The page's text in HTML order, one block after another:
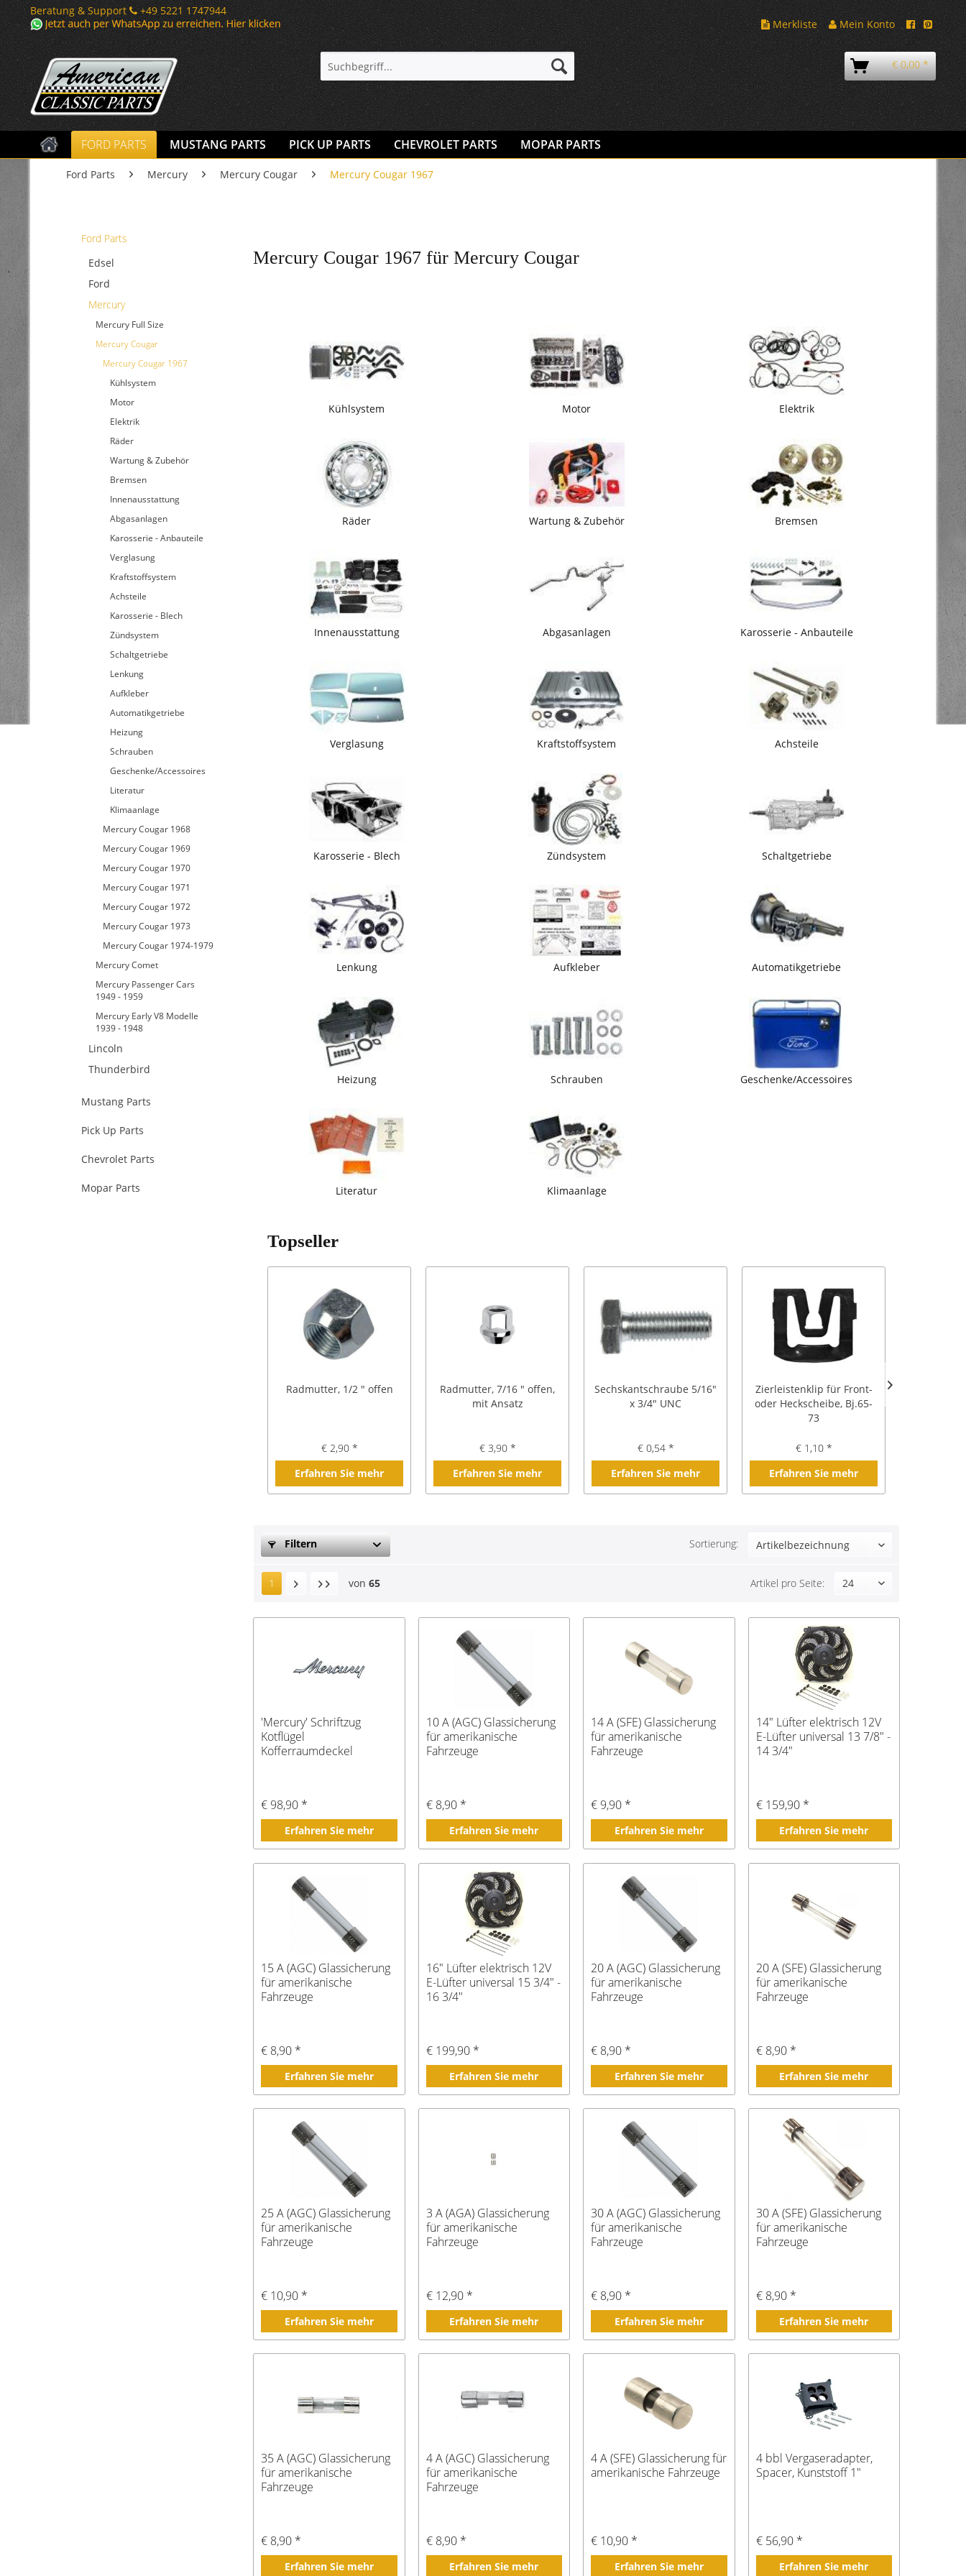
Beratung & Support
+49 5221 1747944
Merkliste
Mein Konto
€ 0,00 *
FORD PARTS MUSTANG PARTS PICK UP PARTS CHEVROLET PARTS MOPAR PARTS
Ford Parts Mercury Mercury Cougar Mercury Cougar 1967
Ford Parts
Edsel
Ford
Mercury
Mercury Full Size
Mercury Cougar
Mercury Cougar 1967
Kühlsystem
Motor
Elektrik
Räder
Wartung & Zubehör
Bremsen
Innenausstattung
Abgasanlagen
Karosserie - Anbauteile
Verglasung
Kraftstoffsystem
Achsteile
Karosserie - Blech
Zündsystem
Schaltgetriebe
Lenkung
Aufkleber
Automatikgetriebe
Heizung
Schrauben
Geschenke/Accessoires
Literatur
Klimaanlage
Mercury Cougar 1968
Mercury Cougar 1969
Mercury Cougar 1970
Mercury Cougar 1971
Mercury Cougar 1972
Mercury Cougar 1973
Mercury Cougar 1974-1979
Mercury Comet
Mercury Passenger Cars
1949 - 1959
Mercury Early V8 Modelle
1939 - 1948
Lincoln
Thunderbird
Mustang Parts
Pick Up Parts
Chevrolet Parts
Mopar Parts
Mercury Cougar 1967 für Mercury Cougar
Kühlsystem Motor Elektrik
Räder Wartung & Zubehör Bremsen
Innenausstattung Abgasanlagen Karosserie - Anbauteile
Verglasung Kraftstoffsystem Achsteile
Karosserie - Blech Zündsystem Schaltgetriebe
Lenkung Aufkleber Automatikgetriebe
Heizung Schrauben Geschenke/Accessoires
Literatur Klimaanlage
Topseller
Radmutter, 1/2 " offen
€ 2,90 *
Erfahren Sie mehr
Radmutter, 7/16 " offen,
mit Ansatz
€ 3,90 *
Erfahren Sie mehr
Sechskantschraube 5/16"
x 3/4" UNC
€ 0,54 *
Erfahren Sie mehr
Zierleistenklip für Front-
oder Heckscheibe, Bj.65-
73
€ 1,10 *
Erfahren Sie mehr
Filtern Sortierung:
1 von 65 Artikel pro Seite:
'Mercury' Schriftzug
Kotflügel
Kofferraumdeckel
€ 98,90 *
Erfahren Sie mehr
10 A (AGC) Glassicherung
für amerikanische
Fahrzeuge
€ 8,90 *
Erfahren Sie mehr
14 A (SFE) Glassicherung
für amerikanische
Fahrzeuge
€ 9,90 *
Erfahren Sie mehr
14" Lüfter elektrisch 12V
E-Lüfter universal 13 7/8" -
14 3/4"
€ 159,90 *
Erfahren Sie mehr
15 A (AGC) Glassicherung
für amerikanische
Fahrzeuge
€ 8,90 *
Erfahren Sie mehr
16" Lüfter elektrisch 12V
E-Lüfter universal 15 3/4" -
16 3/4"
€ 199,90 *
Erfahren Sie mehr
20 A (AGC) Glassicherung
für amerikanische
Fahrzeuge
€ 8,90 *
Erfahren Sie mehr
20 A (SFE) Glassicherung
für amerikanische
Fahrzeuge
€ 8,90 *
Erfahren Sie mehr
25 A (AGC) Glassicherung
für amerikanische
Fahrzeuge
€ 10,90 *
Erfahren Sie mehr
3 A (AGA) Glassicherung
für amerikanische
Fahrzeuge
€ 12,90 *
Erfahren Sie mehr
30 A (AGC) Glassicherung
für amerikanische
Fahrzeuge
€ 8,90 *
Erfahren Sie mehr
30 A (SFE) Glassicherung
für amerikanische
Fahrzeuge
€ 8,90 *
Erfahren Sie mehr
35 A (AGC) Glassicherung
für amerikanische
Fahrzeuge
€ 8,90 *
Erfahren Sie mehr
4 A (AGC) Glassicherung
für amerikanische
Fahrzeuge
€ 8,90 *
Erfahren Sie mehr
4 A (SFE) Glassicherung für
amerikanische Fahrzeuge
€ 10,90 *
Erfahren Sie mehr
4 bbl Vergaseradapter,
Spacer, Kunststoff 1"
€ 56,90 *
Erfahren Sie mehr